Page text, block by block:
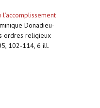
Donadieu-
ordres religieux
102-114, 6 ill.